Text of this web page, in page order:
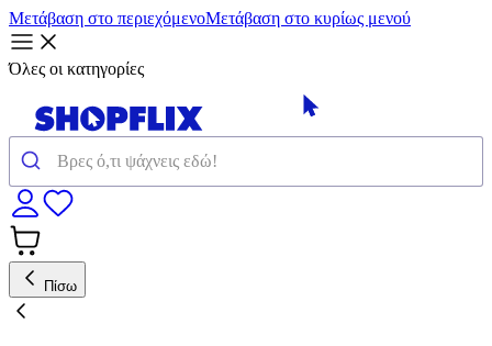
Μετάβαση στο περιεχόμενοΜετάβαση στο κυρίως μενού
Όλες οι κατηγορίες
Πίσω